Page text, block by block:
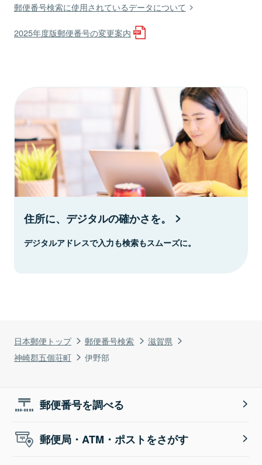
日本郵便トップ 郵便番号検索
滋賀県
神崎郡五個荘町
伊野部
郵便番号検索に使用されているデータについて
2025年度版郵便番号の変更案内
住所に、デジタルの確かさを。
デジタルアドレスで入力も検索もスムーズに。
郵便番号を調べる
郵便局・ATM・ポストをさがす